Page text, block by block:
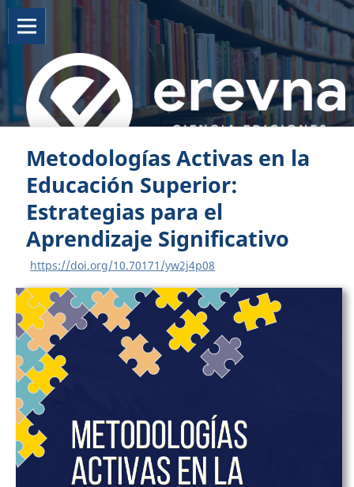
Metodologías Activas en la
Educación Superior:
Estrategias para el
Aprendizaje Significativo
https://doi.org/10.70171/yw2j4p08